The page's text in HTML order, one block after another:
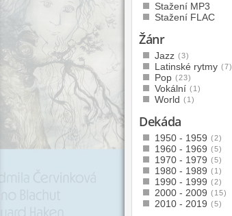
Stažení MP3
Stažení FLAC
Žánr
Jazz (3)
Latinské rytmy (7)
Pop (23)
Vokální (1)
World (1)
Dekáda
1950 - 1959 (2)
1960 - 1969 (5)
1970 - 1979 (5)
1980 - 1989 (1)
1990 - 1999 (2)
2000 - 2009 (15)
2010 - 2019 (5)